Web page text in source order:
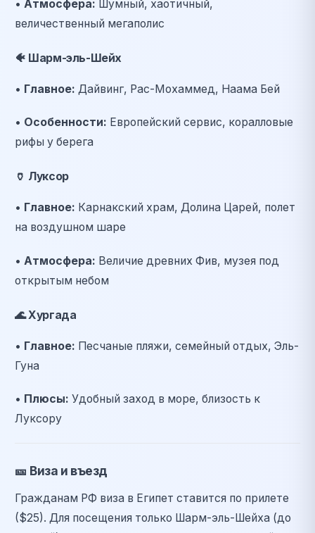
• Атмосфера: Шумный, хаотичный,
величественный мегаполис
🐠 Шарм-эль-Шейх
• Главное: Дайвинг, Рас-Мохаммед, Наама Бей
• Особенности: Европейский сервис, коралловые
рифы у берега
🏺 Луксор
• Главное: Карнакский храм, Долина Царей, полет
на воздушном шаре
• Атмосфера: Величие древних Фив, музея под
открытым небом
🌊Хургада
• Главное: Песчаные пляжи, семейный отдых, Эль-
Гуна
• Плюсы: Удобный заход в море, близость к
Луксору
🎫 Виза и въезд
Гражданам РФ виза в Египет ставится по прилете
($25). Для посещения только Шарм-эль-Шейха (до